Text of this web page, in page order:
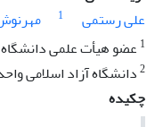
علی رستمی
1
1 عضو هیأت علمی دانشگاه
2دانشگاه آزاد اسلامی
چکیده